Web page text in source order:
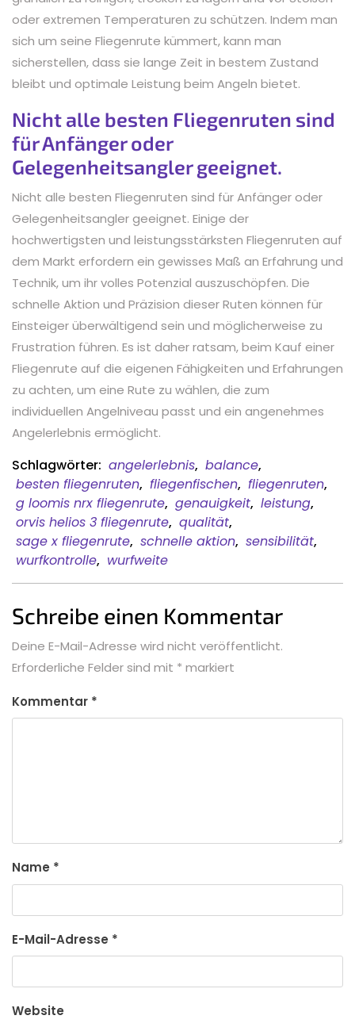
oder extremen Temperaturen zu schützen. Indem man
sich um seine Fliegenrute kümmert, kann man
sicherstellen, dass sie lange Zeit in bestem Zustand
bleibt und optimale Leistung beim Angeln bietet.
Nicht alle besten Fliegenruten sind
für Anfänger oder
Gelegenheitsangler geeignet.
Nicht alle besten Fliegenruten sind für Anfänger oder
Gelegenheitsangler geeignet. Einige der
hochwertigsten und leistungsstärksten Fliegenruten auf
dem Markt erfordern ein gewisses Maß an Erfahrung und
Technik, um ihr volles Potenzial auszuschöpfen. Die
schnelle Aktion und Präzision dieser Ruten können für
Einsteiger überwältigend sein und möglicherweise zu
Frustration führen. Es ist daher ratsam, beim Kauf einer
Fliegenrute auf die eigenen Fähigkeiten und Erfahrungen
zu achten, um eine Rute zu wählen, die zum
individuellen Angelniveau passt und ein angenehmes
Angelerlebnis ermöglicht.
Schlagwörter: angelerlebnis, balance,
besten fliegenruten, fliegenfischen, fliegenruten,
g loomis nrx fliegenrute, genauigkeit, leistung,
orvis helios 3 fliegenrute, qualität,
sage x fliegenrute, schnelle aktion, sensibilität,
wurfkontrolle, wurfweite
Schreibe einen Kommentar
Deine E-Mail-Adresse wird nicht veröffentlicht.
Erforderliche Felder sind mit * markiert
Kommentar *
Name *
E-Mail-Adresse *
Website